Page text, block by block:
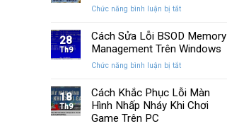
khỏi
con
mắt
tò
hành
11
25H2:
lớn
với
Chức năng bình luận bị tắtở
MỪNG
SINH
CƯỜNG
12
TUỔI
28
Th9
Cách Sửa Lỗi BSOD Memory
Management Trên Windows
Chức năng bình luận bị tắtở
Sửa
Lỗi
18
Th9
Cách Khắc Phục Lỗi Màn
Hình Nhấp Nháy Khi Chơi
Game Trên PC